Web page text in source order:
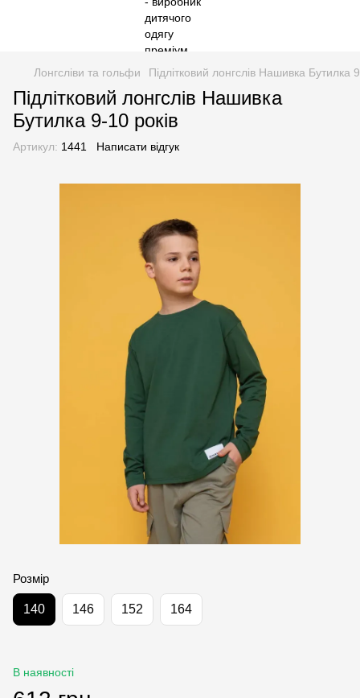
Лонгсліви та гольфи Підлітковий лонгслів Нашивка Бутилка
Підлітковий лонгслів Нашивка
Бутилка 9-10 років
Артикул: 1441 Написати відгук
Розмір
140 146 152 164
В наявності